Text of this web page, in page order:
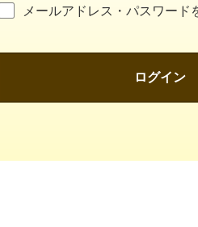
メールアドレス・パスワード
ログイン